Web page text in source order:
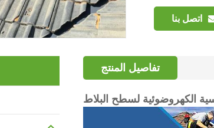
اتصل بنا
تفاصيل المنتج
الكهروضوئية لسطح البلاط